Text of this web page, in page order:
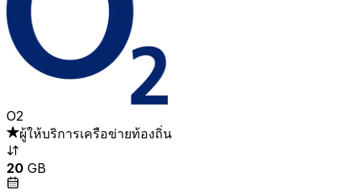
O2
ผู้ให้บริการเครือข่ายท้องถิ่น
20 GB